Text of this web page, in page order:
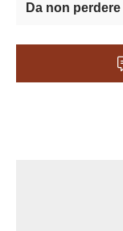
Da non perdere